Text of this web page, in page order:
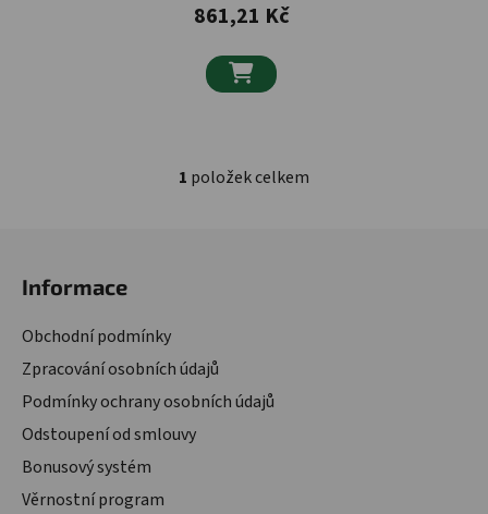
861,21 Kč

Ovládací prvky výpisu
1 položek celkem
Informace
Obchodní podmínky
Zpracování osobních údajů
Podmínky ochrany osobních údajů
Odstoupení od smlouvy
Bonusový systém
Věrnostní program